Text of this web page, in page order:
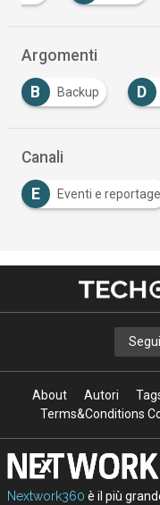
Argomenti
B Backup D
Canali
E Eventi e reportage
About Autori
Terms&Conditions
Nextwork360 è il più